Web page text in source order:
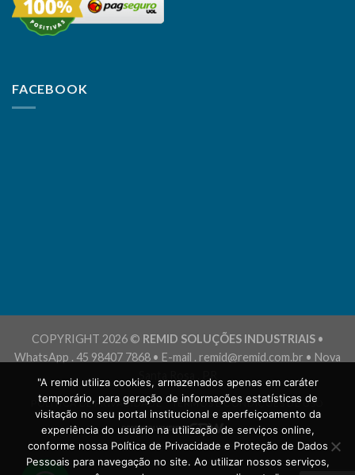
FACEBOOK
COPYRIGHT 2026 © REMID SOLUÇÕES INDUSTRIAIS•
WhatsApp . 45 98407 7868 • E-mail . remid@remid.com.br • Nova
Santa Rosa . PR
POLÍTICA DE PRIVACIDADE TERMOS E CONDIÇÕES DE USO
"A remid utiliza cookies, armazenados apenas em caráter
temporário, para geração de informações estatísticas de
visitação no seu portal institucional e aperfeiçoamento da
experiência do usuário na utilização de serviços online,
conforme nossa Política de Privacidade e Proteção de Dados
Pessoais para navegação no site. Ao utilizar nossos serviços,